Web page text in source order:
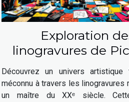
Exploration
linogravures de
une fenêtre sur son
artistique
Découvrez un univers artistique
méconnu à travers les linogravures
un maître du XXᵉ siècle.